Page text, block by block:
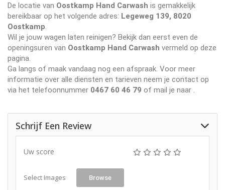
De locatie van Oostkamp Hand Carwash is gemakkelijk
bereikbaar op het volgende adres: Legeweg 139, 8020
Oostkamp
Wil je jouw wagen laten reinigen? Bekijk dan eerst even de
openingsuren van Oostkamp Hand Carwash vermeld op deze
pagina.
Ga langs of maak vandaag nog een afspraak. Voor meer
informatie over alle diensten en tarieven neem je contact op
via het telefoonnummer 0467 60 46 79 of mail je naar
Schrijf Een Review
Uw score
Select Images Browse